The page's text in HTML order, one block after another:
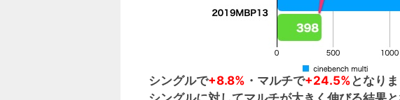
シングルで+8.8% ・マルチで+24.5% となりま